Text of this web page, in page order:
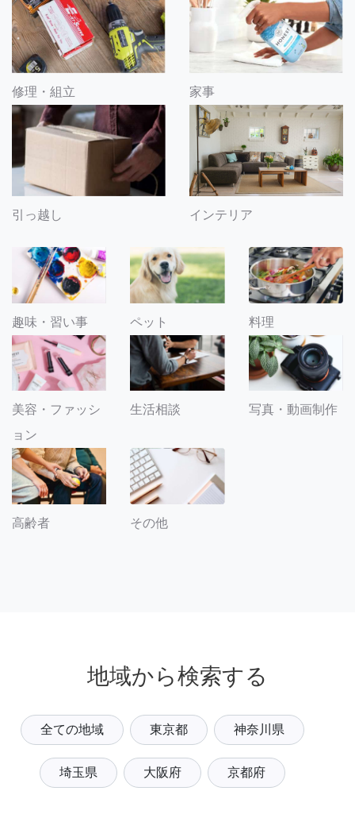
修理・組立 家事
引っ越し インテリア
趣味・習い事 ペット 料理
美容・ファッシ
ョン
生活相談 写真・動画制作
高齢者 その他
地域から検索する
全ての地域 東京都 神奈川県
埼玉県 大阪府 京都府